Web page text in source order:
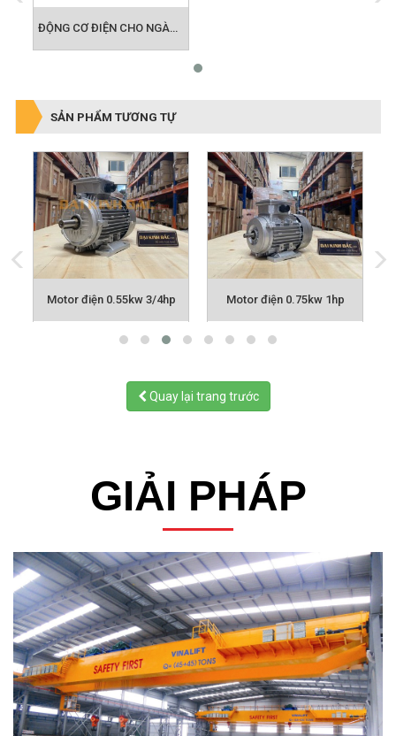
SẢN PHẨM TƯƠNG TỰ
Motor điện 0.55kw 3/4hp Motor điện 0.75kw 1hp
Quay lại trang trước
GIẢI PHÁP